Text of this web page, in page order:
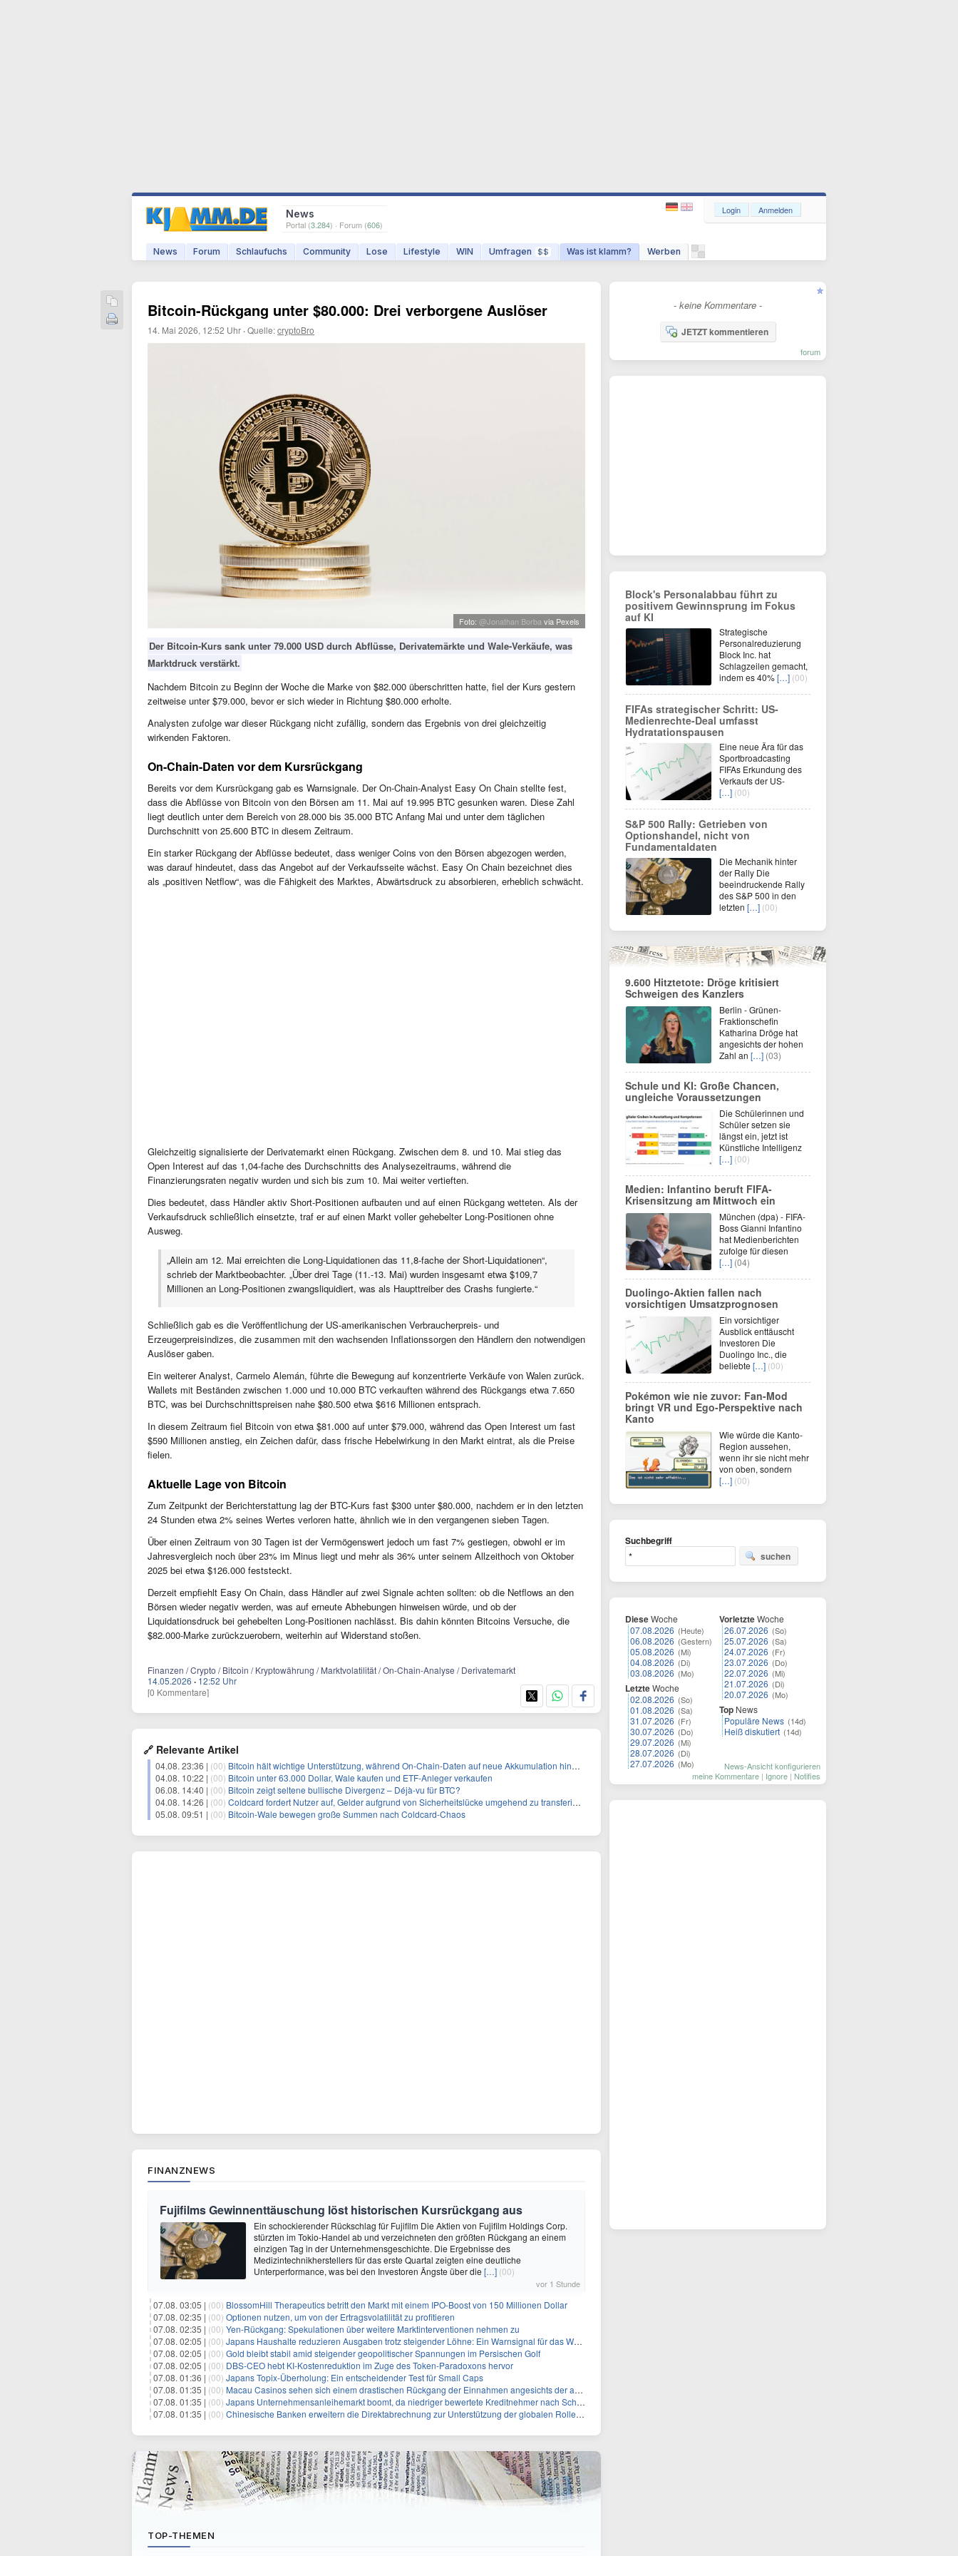
News
Portal (3.284) · Forum (606)
News Forum Schlaufuchs Community Lose Lifestyle WIN Umfragen $$ Was ist klamm? Werben
Login Anmelden
Bitcoin-Rückgang unter $80.000: Drei verborgene Auslöser
14. Mai 2026, 12:52 Uhr ·Quelle:cryptoBro
Foto: @Jonathan Borba via Pexels
Der Bitcoin-Kurs sank unter 79.000 USD durch Abflüsse, Derivatemärkte und Wale-Verkäufe, was
Marktdruck verstärkt.
Nachdem Bitcoin zu Beginn der Woche die Marke von $82.000 überschritten hatte, fiel der Kurs gestern
zeitweise unter $79.000, bevor er sich wieder in Richtung $80.000 erholte.
Analysten zufolge war dieser Rückgang nicht zufällig, sondern das Ergebnis von drei gleichzeitig
wirkenden Faktoren.
On-Chain-Daten vor dem Kursrückgang
Bereits vor dem Kursrückgang gab es Warnsignale. Der On-Chain-Analyst Easy On Chain stellte fest,
dass die Abflüsse von Bitcoin von den Börsen am 11. Mai auf 19.995 BTC gesunken waren. Diese Zahl
liegt deutlich unter dem Bereich von 28.000 bis 35.000 BTC Anfang Mai und unter dem täglichen
Durchschnitt von 25.600 BTC in diesem Zeitraum.
Ein starker Rückgang der Abflüsse bedeutet, dass weniger Coins von den Börsen abgezogen werden,
was darauf hindeutet, dass das Angebot auf der Verkaufsseite wächst. Easy On Chain bezeichnet dies
als „positiven Netflow“, was die Fähigkeit des Marktes, Abwärtsdruck zu absorbieren, erheblich schwächt.
Gleichzeitig signalisierte der Derivatemarkt einen Rückgang. Zwischen dem 8. und 10. Mai stieg das
Open Interest auf das 1,04-fache des Durchschnitts des Analysezeitraums, während die
Finanzierungsraten negativ wurden und sich bis zum 10. Mai weiter vertieften.
Dies bedeutet, dass Händler aktiv Short-Positionen aufbauten und auf einen Rückgang wetteten. Als der
Verkaufsdruck schließlich einsetzte, traf er auf einen Markt voller gehebelter Long-Positionen ohne
Ausweg.
„Allein am 12. Mai erreichten die Long-Liquidationen das 11,8-fache der Short-Liquidationen“,
schrieb der Marktbeobachter. „Über drei Tage (11.-13. Mai) wurden insgesamt etwa $109,7
Millionen an Long-Positionen zwangsliquidiert, was als Haupttreiber des Crashs fungierte.“
Schließlich gab es die Veröffentlichung der US-amerikanischen Verbraucherpreis- und
Erzeugerpreisindizes, die zusammen mit den wachsenden Inflationssorgen den Händlern den notwendigen
Auslöser gaben.
Ein weiterer Analyst, Carmelo Alemán, führte die Bewegung auf konzentrierte Verkäufe von Walen zurück.
Wallets mit Beständen zwischen 1.000 und 10.000 BTC verkauften während des Rückgangs etwa 7.650
BTC, was bei Durchschnittspreisen nahe $80.500 etwa $616 Millionen entsprach.
In diesem Zeitraum fiel Bitcoin von etwa $81.000 auf unter $79.000, während das Open Interest um fast
$590 Millionen anstieg, ein Zeichen dafür, dass frische Hebelwirkung in den Markt eintrat, als die Preise
fielen.
Aktuelle Lage von Bitcoin
Zum Zeitpunkt der Berichterstattung lag der BTC-Kurs fast $300 unter $80.000, nachdem er in den letzten
24 Stunden etwa 2% seines Wertes verloren hatte, ähnlich wie in den vergangenen sieben Tagen.
Über einen Zeitraum von 30 Tagen ist der Vermögenswert jedoch um fast 7% gestiegen, obwohl er im
Jahresvergleich noch über 23% im Minus liegt und mehr als 36% unter seinem Allzeithoch von Oktober
2025 bei etwa $126.000 feststeckt.
Derzeit empfiehlt Easy On Chain, dass Händler auf zwei Signale achten sollten: ob die Netflows an den
Börsen wieder negativ werden, was auf erneute Abhebungen hinweisen würde, und ob der
Liquidationsdruck bei gehebelten Long-Positionen nachlässt. Bis dahin könnten Bitcoins Versuche, die
$82.000-Marke zurückzuerobern, weiterhin auf Widerstand stoßen.
Finanzen / Crypto / Bitcoin / Kryptowährung / Marktvolatilität / On-Chain-Analyse / Derivatemarkt
14.05.2026 · 12:52 Uhr
[0 Kommentare]
🔗 Relevante Artikel
04.08. 23:36 | (00) Bitcoin hält wichtige Unterstützung, während On-Chain-Daten auf neue Akkumulation hinweisen
04.08. 10:22 | (00) Bitcoin unter 63.000 Dollar, Wale kaufen und ETF-Anleger verkaufen
06.08. 14:40 | (00) Bitcoin zeigt seltene bullische Divergenz – Déjà-vu für BTC?
04.08. 14:26 | (00) Coldcard fordert Nutzer auf, Gelder aufgrund von Sicherheitslücke umgehend zu transferieren
05.08. 09:51 | (00) Bitcoin-Wale bewegen große Summen nach Coldcard-Chaos
FINANZNEWS
Fujifilms Gewinnenttäuschung löst historischen Kursrückgang aus
Ein schockierender Rückschlag für Fujifilm Die Aktien von Fujifilm Holdings Corp.
stürzten im Tokio-Handel ab und verzeichneten den größten Rückgang an einem
einzigen Tag in der Unternehmensgeschichte. Die Ergebnisse des
Medizintechnikherstellers für das erste Quartal zeigten eine deutliche
Unterperformance, was bei den Investoren Ängste über die […] (00)
vor 1 Stunde
07.08. 03:05 | (00) BlossomHill Therapeutics betritt den Markt mit einem IPO-Boost von 150 Millionen Dollar
07.08. 02:35 | (00) Optionen nutzen, um von der Ertragsvolatilität zu profitieren
07.08. 02:35 | (00) Yen-Rückgang: Spekulationen über weitere Marktinterventionen nehmen zu
07.08. 02:05 | (00) Japans Haushalte reduzieren Ausgaben trotz steigender Löhne: Ein Warnsignal für das Wachstum
07.08. 02:05 | (00) Gold bleibt stabil amid steigender geopolitischer Spannungen im Persischen Golf
07.08. 02:05 | (00) DBS-CEO hebt KI-Kostenreduktion im Zuge des Token-Paradoxons hervor
07.08. 01:36 | (00) Japans Topix-Überholung: Ein entscheidender Test für Small Caps
07.08. 01:35 | (00) Macau Casinos sehen sich einem drastischen Rückgang der Einnahmen angesichts der anhaltenden China-Razzia gegenüber
07.08. 01:35 | (00) Japans Unternehmensanleihemarkt boomt, da niedriger bewertete Kreditnehmer nach Schutz durch Covenants suchen
07.08. 01:35 | (00) Chinesische Banken erweitern die Direktabrechnung zur Unterstützung der globalen Rolle des Yuan
TOP-THEMEN
- keine Kommentare -
JETZT kommentieren
forum
Block's Personalabbau führt zu
positivem Gewinnsprung im Fokus
auf KI
Strategische
Personalreduzierung
Block Inc. hat
Schlagzeilen gemacht,
indem es 40%[…] (00)
FIFAs strategischer Schritt: US-
Medienrechte-Deal umfasst
Hydratationspausen
Eine neue Ära für das
Sportbroadcasting
FIFAs Erkundung des
Verkaufs der US-
[…] (00)
S&P 500 Rally: Getrieben von
Optionshandel, nicht von
Fundamentaldaten
Die Mechanik hinter
der Rally Die
beeindruckende Rally
des S&P 500 in den
letzten […] (00)
9.600 Hitztetote: Dröge kritisiert
Schweigen des Kanzlers
Berlin - Grünen-
Fraktionschefin
Katharina Dröge hat
angesichts der hohen
Zahl an […] (03)
Schule und KI: Große Chancen,
ungleiche Voraussetzungen
Die Schülerinnen und
Schüler setzen sie
längst ein, jetzt ist
Künstliche Intelligenz
[…] (00)
Medien: Infantino beruft FIFA-
Krisensitzung am Mittwoch ein
München (dpa) - FIFA-
Boss Gianni Infantino
hat Medienberichten
zufolge für diesen
[…] (04)
Duolingo-Aktien fallen nach
vorsichtigen Umsatzprognosen
Ein vorsichtiger
Ausblick enttäuscht
Investoren Die
Duolingo Inc., die
beliebte […] (00)
Pokémon wie nie zuvor: Fan-Mod
bringt VR und Ego-Perspektive nach
Kanto
Wie würde die Kanto-
Region aussehen,
wenn ihr sie nicht mehr
von oben, sondern
[…] (00)
Suchbegriff
suchen
DieseWoche
07.08.2026 (Heute)
06.08.2026 (Gestern)
05.08.2026 (Mi)
04.08.2026 (Di)
03.08.2026 (Mo)
LetzteWoche
02.08.2026 (So)
01.08.2026 (Sa)
31.07.2026 (Fr)
30.07.2026 (Do)
29.07.2026 (Mi)
28.07.2026 (Di)
27.07.2026 (Mo)
VorletzteWoche
26.07.2026 (So)
25.07.2026 (Sa)
24.07.2026 (Fr)
23.07.2026 (Do)
22.07.2026 (Mi)
21.07.2026 (Di)
20.07.2026 (Mo)
Top News
Populäre News (14d)
Heiß diskutiert (14d)
News-Ansicht konfigurieren
meine Kommentare | Ignore | Notifies